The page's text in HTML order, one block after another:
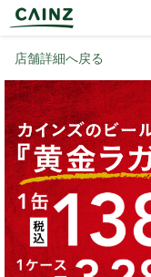
店舗詳細へ戻る